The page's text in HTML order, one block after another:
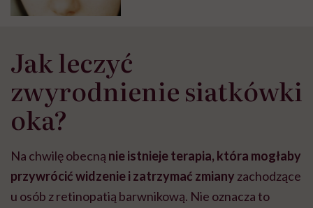
Jak leczyć
zwyrodnienie siatkówki
oka?
Na chwilę obecną nie istnieje terapia, która mogłaby
przywrócić widzenie i zatrzymać zmiany zachodzące
u osób z retinopatią barwnikową. Nie oznacza to